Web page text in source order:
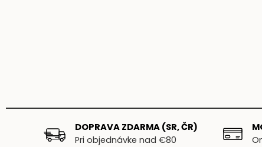
DOPRAVA ZDARMA (SR, ČR)
Pri objednávke nad €80